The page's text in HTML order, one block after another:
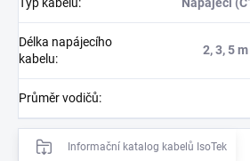
Délka napájecího
kabelu:
2, 3, 5
Průměr vodičů:
Informační katalog kabelů IsoTek